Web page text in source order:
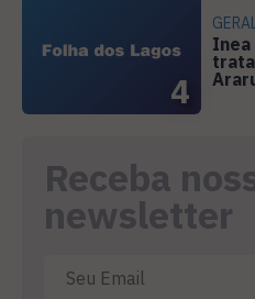
4
GERAL
Receba
newsletter